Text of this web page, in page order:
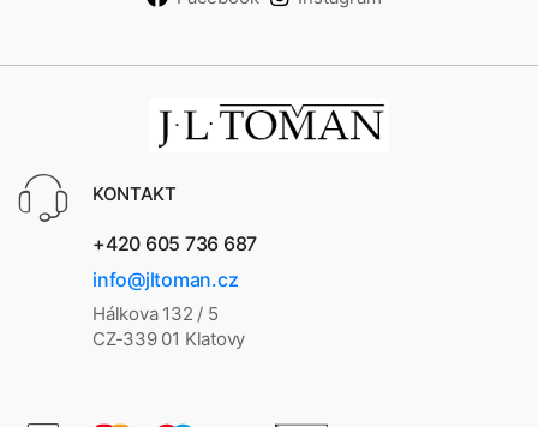
KONTAKT
+420 605 736 687
info@jltoman.cz
Hálkova 132 / 5
CZ-339 01 Klatovy